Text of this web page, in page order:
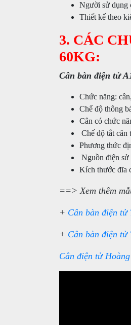
Người sử dụng
Thiết kế theo
3. CÁC
60KG:
Cân bàn điện tử
Chức năng:
Chế độ thông
Cân có chức
Chế độ tắt
Phương thức
Nguồn điện
Kích thước đĩa
==> Xem thêm
+ Cân bàn điện tử
+ Cân bàn điện tử
Cân điện tử